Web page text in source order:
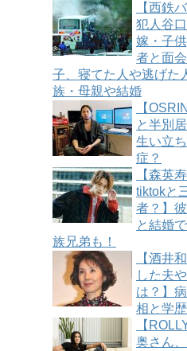
【西鉄
犯人谷
嫁・子
者と面
子、寝てた人や逃げた
族・母親や結婚
【
と半別
生い立
症？
【森英
tiktokと
者？】
と結婚
族兄弟も！
【酒井
した夫
は？】
相と学
【
奥さん